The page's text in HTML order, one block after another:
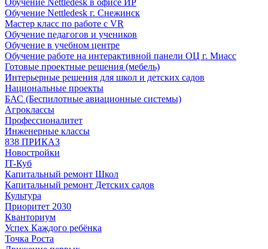
Обучение Nettledesk в офисе ИР
Обучение Nettledesk г. Снежинск
Мастер класс по работе с VR
Обучение педагогов и учеников
Обучение в учебном центре
Обучение работе на интерактивной панели ОЦ г. Миасс
Готовые проектные решения (мебель)
Интерьерные решения для школ и детских садов
Национальные проекты
БАС (Беспилотные авиационные системы)
Агроклассы
Профессионалитет
Инженерные классы
838 ПРИКАЗ
Новостройки
IT-Куб
Капитальный ремонт Школ
Капитальный ремонт Детских садов
Культура
Приоритет 2030
Кванториум
Успех Каждого ребёнка
Точка Роста